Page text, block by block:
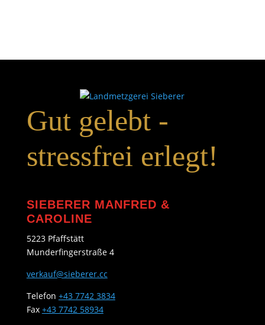
Gut gelebt -
stressfrei erlegt!
SIEBERER MANFRED &
CAROLINE
5223 Pfaffstätt
Munderfingerstraße 4
verkauf@sieberer.cc
Telefon +43 7742 3834
Fax +43 7742 58934